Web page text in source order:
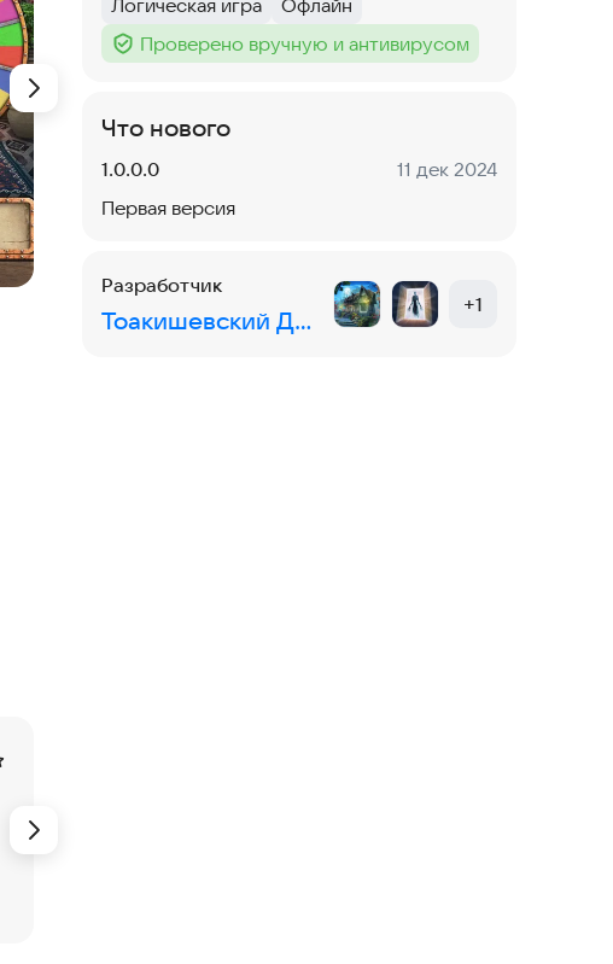
Тег:
Логическая игра
Тег:
Офлайн
Тег :
Проверено вручную и антивирусом
Что нового
Версия:
1.0.0.0 Дата:
11 дек 2024
Первая версия
Разработчик
Тоакишевский Денис Евгеньевич
+1